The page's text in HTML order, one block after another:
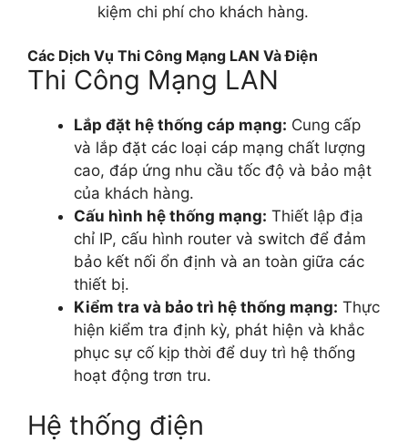
kiệm chi phí cho khách hàng.
Các Dịch Vụ Thi Công Mạng LAN Và Điện
Thi Công Mạng LAN
Lắp đặt hệ thống cáp mạng: Cung cấp
và lắp đặt các loại cáp mạng chất lượng
cao, đáp ứng nhu cầu tốc độ và bảo mật
của khách hàng.
Cấu hình hệ thống mạng: Thiết lập địa
chỉ IP, cấu hình router và switch để đảm
bảo kết nối ổn định và an toàn giữa các
thiết bị.
Kiểm tra và bảo trì hệ thống mạng: Thực
hiện kiểm tra định kỳ, phát hiện và khắc
phục sự cố kịp thời để duy trì hệ thống
hoạt động trơn tru.
Hệ thống điện